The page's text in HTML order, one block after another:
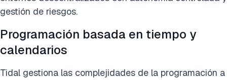
gestión de riesgos.
Programación basada en tiempo y
calendarios
Tidal gestiona las complejidades de la programación a